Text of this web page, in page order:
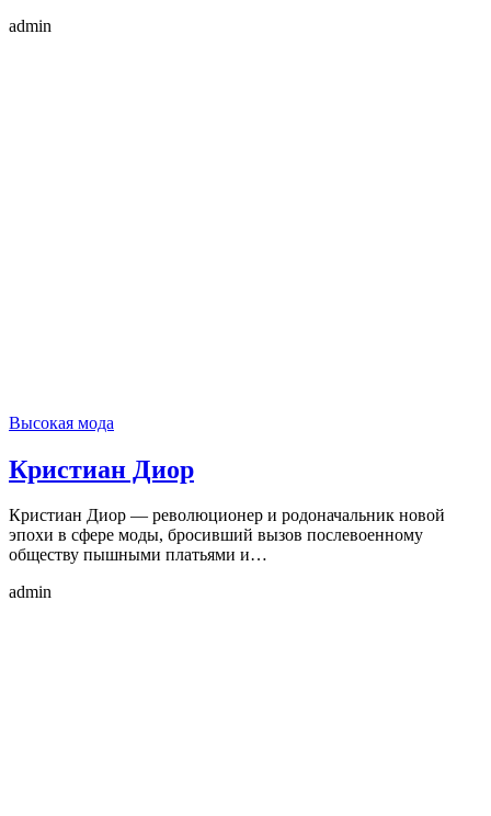
admin
Высокая мода
Кристиан Диор
Кристиан Диор — революционер и родоначальник новой
эпохи в сфере моды, бросивший вызов послевоенному
обществу пышными платьями и…
admin